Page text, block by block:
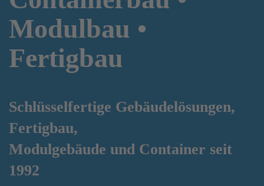
Modulbau •
Fertigbau
Schlüsselfertige Gebäudelösungen,
Fertigbau,
Modulgebäude und Container seit
1992